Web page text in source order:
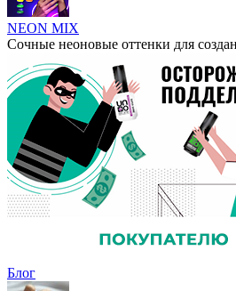
NEON MIX
Сочные неоновые оттенки для
Блог